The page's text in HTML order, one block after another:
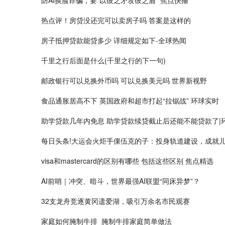
热点评！房贷没还完可以卖房子吗 答案是这样的
房子抵押贷款能贷多少 详细规定如下-全球热闻
千里之行后面是什么(千里之行的下一句)
邮政银行可以兑换外币吗 可以兑换美元吗 世界新视野
食品通胀居高不下 英国政府和超市打起“拉锯战” 环球实时
助学贷款几年内免息 助学贷款续贷截止后还能不能贷款了|
每日头条!大运会火炬手倮伍克的子：投身轨道建设，成就
visa和mastercard的区别有哪些 包括这些区别 焦点精选
AI前哨｜冲突、暗斗，世界最强AI联盟“同床异梦”？
32支龙舟竞逐黄冈遗爱湖，吸引万余名市民观赛
家庭如何腌制牛排_腌制牛排家庭简单做法